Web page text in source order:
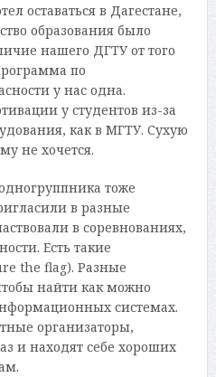
оставаться в Дагестане,
образования было
нашего ДГТУ от того
по
у нас одна.
у студентов из-за
как в МГТУ. Сухую
не хочется.
тоже
в разные
в соревнованиях,
Есть такие
the flag). Разные
найти как можно
системах.
организаторы,
и находят себе хороших